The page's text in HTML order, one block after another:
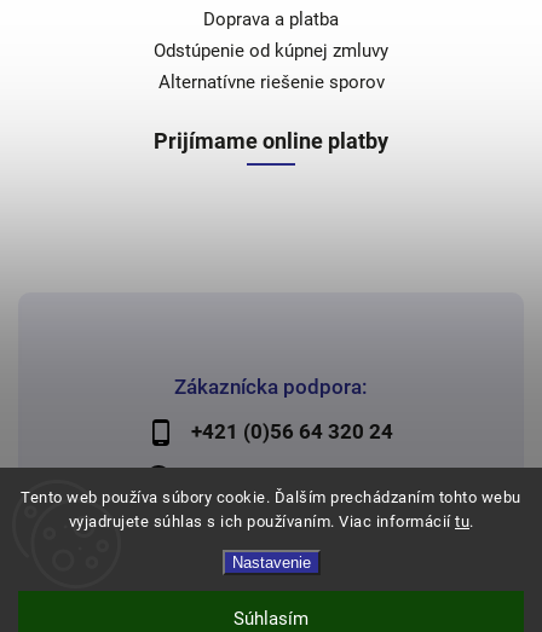
Tento web používa súbory cookie. Ďalším prechádzaním tohto webu
vyjadrujete súhlas s ich používaním. Viac informácií tu.
Nastavenie
Súhlasím
Zákaznícka podpora:
+421 (0)56 64 320 24
Doprava a platba
Odstúpenie od kúpnej zmluvy
Alternatívne riešenie sporov
Prijímame online platby
Copyright 2026Papier Lechman. Všetky práva vyhradené.
Shoptet | Design